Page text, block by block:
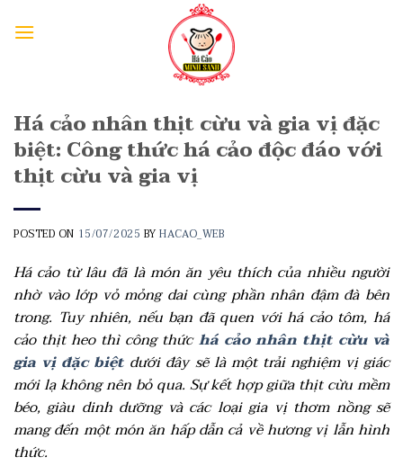
Há cảo nhân thịt cừu và gia vị đặc
biệt: Công thức há cảo độc đáo với
thịt cừu và gia vị
POSTED ON 15/07/2025 BYHACAO_WEB
Há cảo từ lâu đã là món ăn yêu thích của nhiều người
nhờ vào lớp vỏ mỏng dai cùng phần nhân đậm đà bên
trong. Tuy nhiên, nếu bạn đã quen với há cảo tôm, há
cảo thịt heo thì công thứchá cảo nhân thịt cừu và
gia vị đặc biệt dưới đây sẽ là một trải nghiệm vị giác
mới lạ không nên bỏ qua. Sự kết hợp giữa thịt cừu mềm
béo, giàu dinh dưỡng và các loại gia vị thơm nồng sẽ
mang đến một món ăn hấp dẫn cả về hương vị lẫn hình
thức.